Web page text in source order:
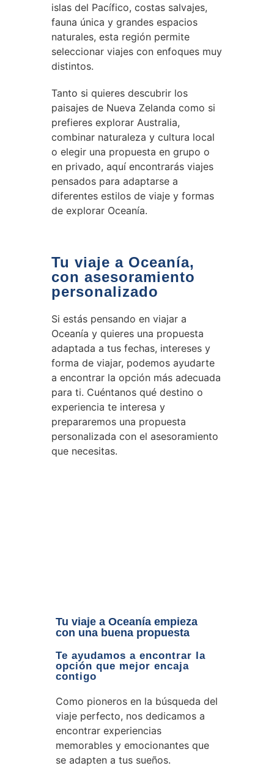
islas del Pacífico, costas salvajes,
fauna única y grandes espacios
naturales, esta región permite
seleccionar viajes con enfoques muy
distintos.
Tanto si quieres descubrir los
paisajes de Nueva Zelanda como si
prefieres explorar Australia,
combinar naturaleza y cultura local
o elegir una propuesta en grupo o
en privado, aquí encontrarás viajes
pensados para adaptarse a
diferentes estilos de viaje y formas
de explorar Oceanía.
Tu viaje a Oceanía,
con asesoramiento
personalizado
Si estás pensando en viajar a
Oceanía y quieres una propuesta
adaptada a tus fechas, intereses y
forma de viajar, podemos ayudarte
a encontrar la opción más adecuada
para ti. Cuéntanos qué destino o
experiencia te interesa y
prepararemos una propuesta
personalizada con el asesoramiento
que necesitas.
Tu viaje a Oceanía empieza
con una buena propuesta
Te ayudamos a encontrar la
opción que mejor encaja
contigo
Como pioneros en la búsqueda del
viaje perfecto, nos dedicamos a
encontrar experiencias
memorables y emocionantes que
se adapten a tus sueños.